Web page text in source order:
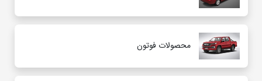
متریال باکیفیت و مقاوم در کنار طراحی‌های متنوع، به شما این امکان را
می‌دهد که علاوه بر افزایش راحتی و زیبایی کابین، از فضای داخلی خودرو نیز
به بهترین شکل محافظت کنید. انتخاب روکش صندلی و لوازم جانبی مناسب،
تجربه‌ای لذت‌بخش‌تر و متفاوت‌تر از رانندگی با خودروهای ایران‌خودرو برای
شما رقم خواهد زد.محصولات فوتون